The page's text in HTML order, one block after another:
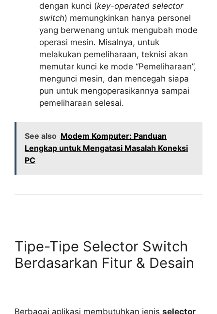
dengan kunci (key-operated selector
switch) memungkinkan hanya personel
yang berwenang untuk mengubah mode
operasi mesin. Misalnya, untuk
melakukan pemeliharaan, teknisi akan
memutar kunci ke mode “Pemeliharaan”,
mengunci mesin, dan mencegah siapa
pun untuk mengoperasikannya sampai
pemeliharaan selesai.
See also Modem Komputer: Panduan
Lengkap untuk Mengatasi Masalah Koneksi
PC
Tipe-Tipe Selector Switch
Berdasarkan Fitur & Desain
Berbagai aplikasi membutuhkan jenis selector